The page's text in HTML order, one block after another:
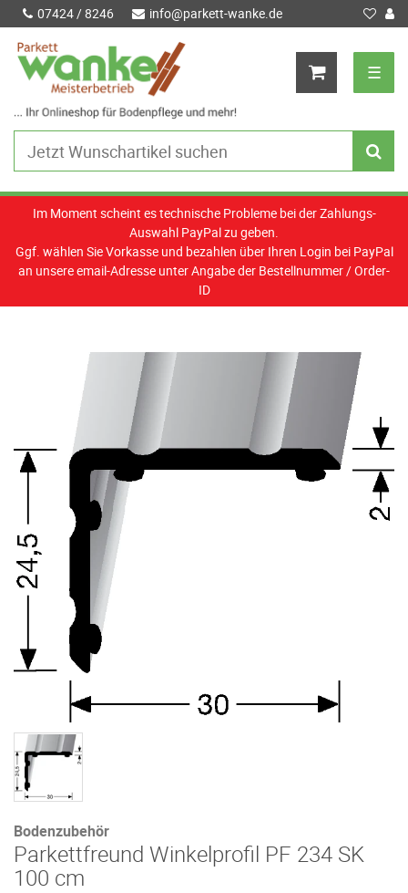
07424 / 8246 info@parkett-wanke.de
☰
Im Moment scheint es technische Probleme bei der Zahlungs-
Auswahl PayPal zu geben.
Ggf. wählen Sie Vorkasse und bezahlen über Ihren Login bei PayPal
an unsere email-Adresse unter Angabe der Bestellnummer / Order-
ID
Bodenzubehör
Parkettfreund Winkelprofil PF 234 SK
100 cm